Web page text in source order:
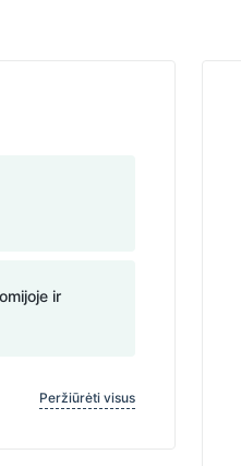
ir
Peržiūrėti visus